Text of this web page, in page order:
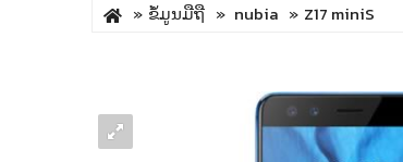
ຂໍ້ມູນມືຖື nubia Z17 miniS